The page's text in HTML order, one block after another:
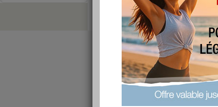
Êtes vous capable de
Pour séduire, êtes-vous du
le charme agir ? Faites ce
meilleure tactique pour arriver
»les autres tests
Bravo, voici les résultats
Vous êtes capable de faire preuve d'une
Votre art ne repose pas sur l'esbrouffe, vous
Face à l'échec, vous ne donnez pas dans
recourir à n'importe quel subterfuge pour
telle que vous êtes, vous aimez penser